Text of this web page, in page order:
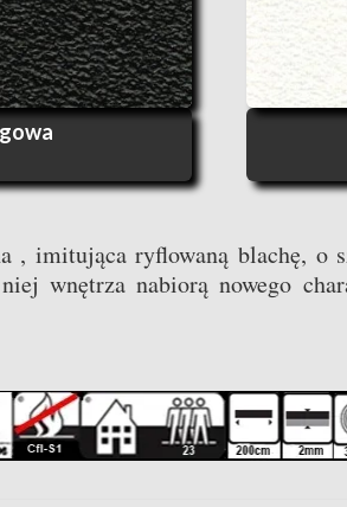
, imitująca ryflowaną blachę, o
wnętrza nabiorą nowego